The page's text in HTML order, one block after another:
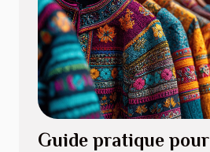
Guide pratique